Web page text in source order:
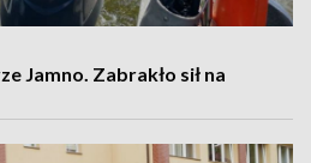
Jamno. Zabrakło sił na